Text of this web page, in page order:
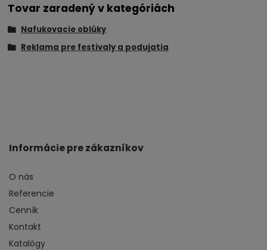
Tovar zaradený v kategóriách
Nafukovacie oblúky
Reklama pre festivaly a podujatia
Informácie pre zákazníkov
O nás
Referencie
Cenník
Kontakt
Katalógy